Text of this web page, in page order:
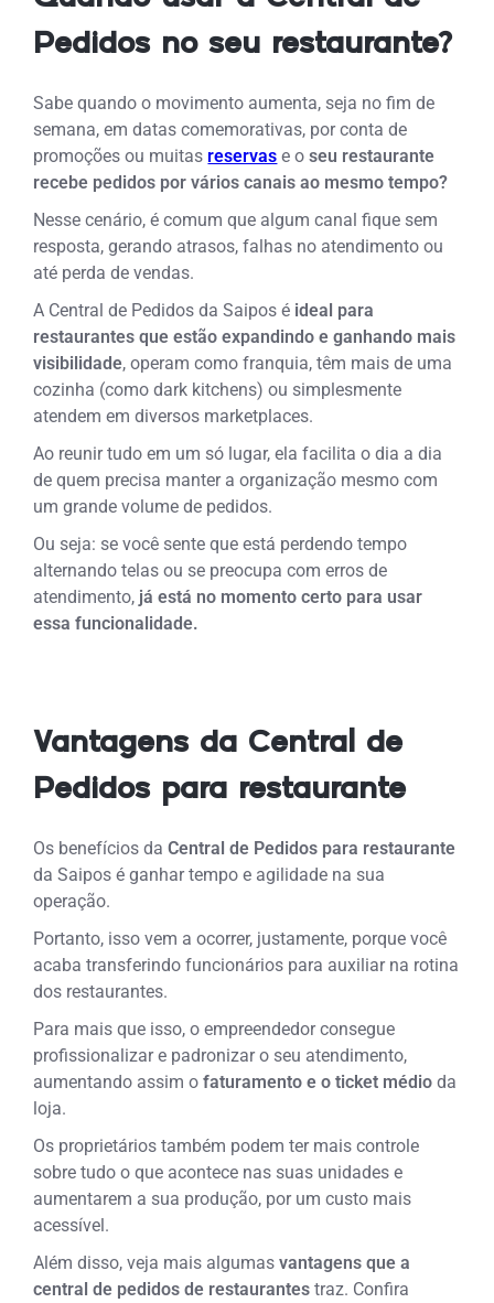
Pedidos no seu restaurante?
Sabe quando o movimento aumenta, seja no fim de
semana, em datas comemorativas, por conta de
promoções ou muitas reservas e o seu restaurante
recebe pedidos por vários canais ao mesmo tempo?
Nesse cenário, é comum que algum canal fique sem
resposta, gerando atrasos, falhas no atendimento ou
até perda de vendas.
A Central de Pedidos da Saipos é ideal para
restaurantes que estão expandindo e ganhando mais
visibilidade, operam como franquia, têm mais de uma
cozinha (como dark kitchens) ou simplesmente
atendem em diversos marketplaces.
Ao reunir tudo em um só lugar, ela facilita o dia a dia
de quem precisa manter a organização mesmo com
um grande volume de pedidos.
Ou seja: se você sente que está perdendo tempo
alternando telas ou se preocupa com erros de
atendimento, já está no momento certo para usar
essa funcionalidade.
Vantagens da Central de
Pedidos para restaurante
Os benefícios daCentral de Pedidos para restaurante
da Saipos é ganhar tempo e agilidade na sua
operação.
Portanto, isso vem a ocorrer, justamente, porque você
acaba transferindo funcionários para auxiliar na rotina
dos restaurantes.
Para mais que isso, o empreendedor consegue
profissionalizar e padronizar o seu atendimento,
aumentando assim ofaturamento e o ticket médio da
loja.
Os proprietários também podem ter mais controle
sobre tudo o que acontece nas suas unidades e
aumentarem a sua produção, por um custo mais
acessível.
Além disso, veja mais algumasvantagens que a
central de pedidos de restaurantes traz. Confira